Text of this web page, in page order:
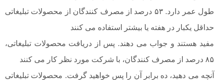
طول عمر دارد. ۵۳ درصد از مصرف کنندگان از محصولات تبلیغاتی
حداقل یکبار در هفته یا بیشتر استفاده می کنند
مفید هستند و جواب می دهند. پس از دریافت محصولات تبلیغاتی،
۸۵ درصد از مصرف کنندگان، با شرکت مورد نظر کار می کنند
آنچه می دهید، ده برابر آن را پس خواهید گرفت. محصولات تبلیغاتی